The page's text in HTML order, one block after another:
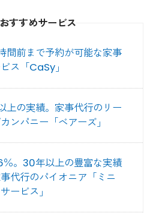
すすめサービス
間前まで予約が可能な家事
ス「CaSy」
上の実績。家事代行のリー
ンパニー「ベアーズ」
。30年以上の豊富な実績
代行のパイオニア「ミニ
ービス」